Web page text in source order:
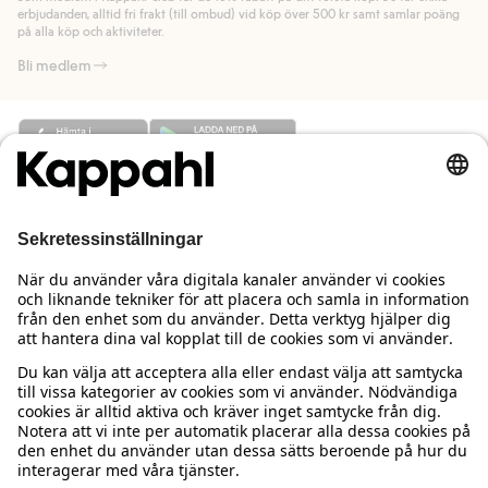
Läs mer
erbjudanden, alltid fri frakt (till ombud) vid köp över 500 kr samt samlar poäng
på alla köp och aktiviteter.
Bli medlem
Behöver du hjälp?
Kundservice
Vanliga frågor
Beställning & retur
Kontakta oss
Kappahl Club
Logga in
Kappahl Club
Medlemsvillkor
Om oss
Om Kappahl Group
Villkor & policy